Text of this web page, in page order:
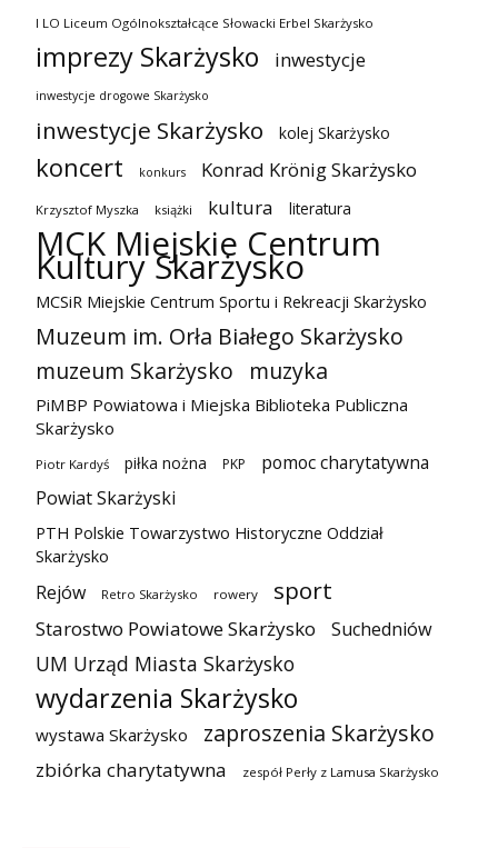
I LO Liceum Ogólnokształcące Słowacki Erbel Skarżysko
imprezy Skarżysko inwestycje
inwestycje drogowe Skarżysko
inwestycje Skarżysko kolej Skarżysko
koncert konkurs Konrad Krönig Skarżysko
Krzysztof Myszka książki kultura literatura
MCK Miejskie Centrum
Kultury Skarżysko
MCSiR Miejskie Centrum Sportu i Rekreacji Skarżysko
Muzeum im. Orła Białego Skarżysko
muzeum Skarżysko
muzyka
PiMBP Powiatowa i Miejska Biblioteka Publiczna
Skarżysko
Piotr Kardyś piłka nożna PKP
pomoc charytatywna
Powiat Skarżyski
PTH Polskie Towarzystwo Historyczne Oddział
Skarżysko
Rejów Retro Skarżysko rowery sport
Starostwo Powiatowe Skarżysko Suchedniów
UM Urząd Miasta Skarżysko
wydarzenia Skarżysko
wystawa Skarżysko zaproszenia Skarżysko
zbiórka charytatywna zespół Perły z Lamusa Skarżysko